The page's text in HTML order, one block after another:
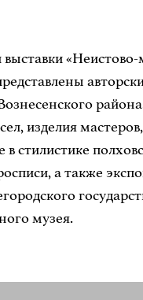
выставки
изделия мастеров,
стилистике
а также
музея.